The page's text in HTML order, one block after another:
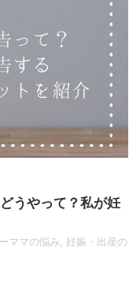
うやって？私が妊
ママの悩み
妊娠・出産の